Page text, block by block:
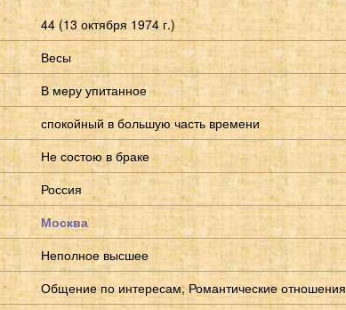
44 (13 октября 1974 г.)
Весы
В меру упитанное
спокойный в большую часть времени
Не состою в браке
Россия
Москва
Неполное высшее
Общение по интересам, Романтические отношения